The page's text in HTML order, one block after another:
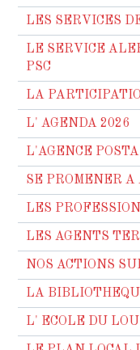
LES SERVICES
LE SERVICE
PSC
LA
L' AGENDA 2026
L'AGENCE
SE PROMENER A
LES
LES AGENTS
NOS ACTIONS
LA
L' ECOLE DU